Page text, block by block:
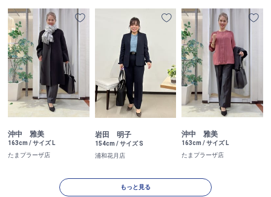
沖中 雅美
163cm / サイズ L
たまプラーザ店
岩田 明子
154cm / サイズ S
浦和花月店
沖中 雅美
163cm / サイズ L
たまプラーザ店
もっと見る